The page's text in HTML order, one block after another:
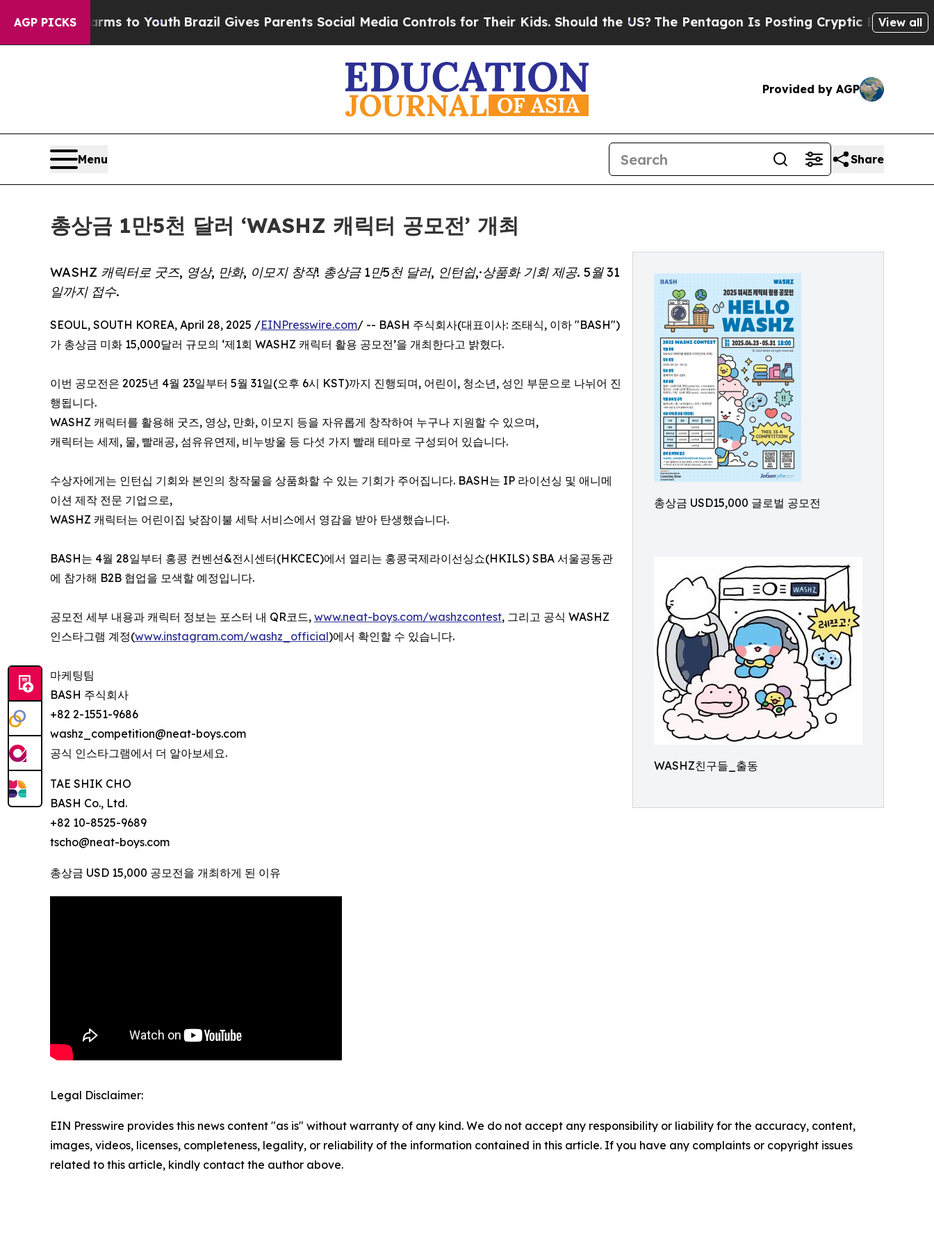
AGP PICKS
Harms to YouthBrazil Gives Parents Social Media Controls for Their Kids. Should the US?The Pentagon Is Posting Cryptic Biblical View all
Provided by AGP
Menu Share
총상금 1만5천 달러 ‘WASHZ 캐릭터 공모전’ 개최
총상금 USD15,000 글로벌 공모전
WASHZ친구들_출동
WASHZ 캐릭터로 굿즈, 영상, 만화, 이모지 창작! 총상금 1만5천 달러, 인턴쉽,·상품화 기회 제공. 5월 31
일까지 접수.
SEOUL, SOUTH KOREA, April 28, 2025 /EINPresswire.com/ -- BASH 주식회사(대표이사: 조태식, 이하 "BASH")
가 총상금 미화 15,000달러 규모의 ‘제1회 WASHZ 캐릭터 활용 공모전’을 개최한다고 밝혔다.
이번 공모전은 2025년 4월 23일부터 5월 31일(오후 6시 KST)까지 진행되며, 어린이, 청소년, 성인 부문으로 나뉘어 진
행됩니다.
WASHZ 캐릭터를 활용해 굿즈, 영상, 만화, 이모지 등을 자유롭게 창작하여 누구나 지원할 수 있으며,
캐릭터는 세제, 물, 빨래공, 섬유유연제, 비누방울 등 다섯 가지 빨래 테마로 구성되어 있습니다.
수상자에게는 인턴십 기회와 본인의 창작물을 상품화할 수 있는 기회가 주어집니다. BASH는 IP 라이선싱 및 애니메
이션 제작 전문 기업으로,
WASHZ 캐릭터는 어린이집 낮잠이불 세탁 서비스에서 영감을 받아 탄생했습니다.
BASH는 4월 28일부터 홍콩 컨벤션&전시센터(HKCEC)에서 열리는 홍콩국제라이선싱쇼(HKILS) SBA 서울공동관
에 참가해 B2B 협업을 모색할 예정입니다.
공모전 세부 내용과 캐릭터 정보는 포스터 내 QR코드, www.neat-boys.com/washzcontest, 그리고 공식 WASHZ
인스타그램 계정(www.instagram.com/washz_official)에서 확인할 수 있습니다.
마케팅팀
BASH 주식회사
+82 2-1551-9686
washz_competition@neat-boys.com
공식 인스타그램에서 더 알아보세요.
TAE SHIK CHO
BASH Co., Ltd.
+82 10-8525-9689
tscho@neat-boys.com
총상금 USD 15,000 공모전을 개최하게 된 이유
Legal Disclaimer:
EIN Presswire provides this news content "as is" without warranty of any kind. We do not accept any responsibility or liability for the accuracy, content,
images, videos, licenses, completeness, legality, or reliability of the information contained in this article. If you have any complaints or copyright issues
related to this article, kindly contact the author above.